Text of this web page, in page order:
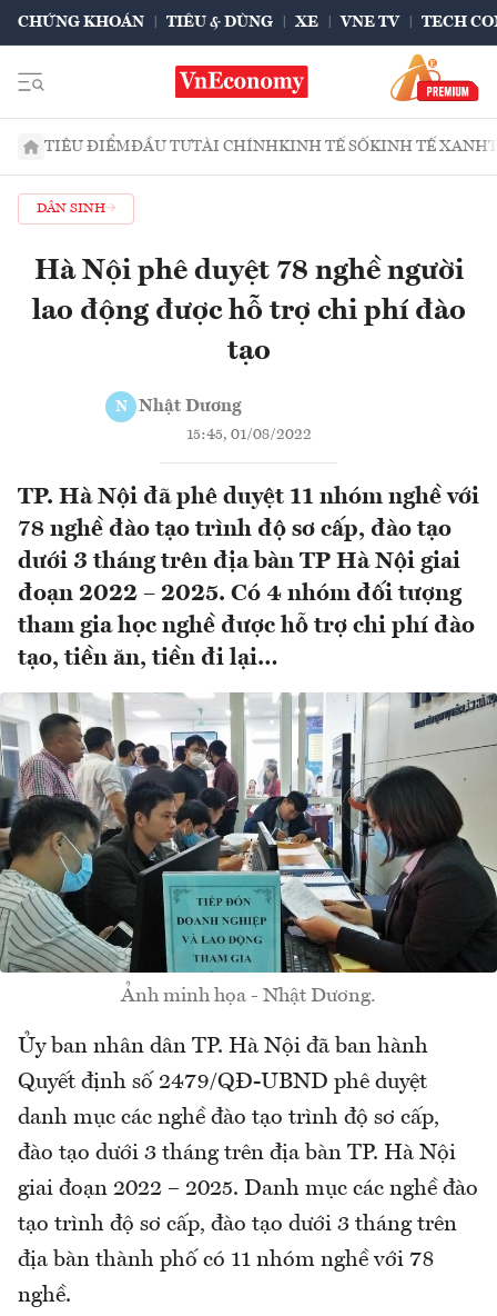
CHỨNG KHOÁN TIÊU & DÙNG XE VNE TV TECH
TIÊU ĐIỂMĐẦU TƯTÀI CHÍNHKINH TẾ SỐKINH TẾ XANH
DÂN SINH
Hà Nội phê duyệt 78 nghề người
lao động được hỗ trợ chi phí đào
tạo
N Nhật Dương
15:45, 01/08/2022
TP. Hà Nội đã phê duyệt 11 nhóm nghề với
78 nghề đào tạo trình độ sơ cấp, đào tạo
dưới 3 tháng trên địa bàn TP Hà Nội giai
đoạn 2022 – 2025. Có 4 nhóm đối tượng
tham gia học nghề được hỗ trợ chi phí đào
tạo, tiền ăn, tiền đi lại…
Ảnh minh họa - Nhật Dương.
Ủy ban nhân dân TP. Hà Nội đã ban hành
Quyết định số 2479/QĐ-UBND phê duyệt
danh mục các nghề đào tạo trình độ sơ cấp,
đào tạo dưới 3 tháng trên địa bàn TP. Hà Nội
giai đoạn 2022 – 2025. Danh mục các nghề đào
tạo trình độ sơ cấp, đào tạo dưới 3 tháng trên
địa bàn thành phố có 11 nhóm nghề với 78
nghề.